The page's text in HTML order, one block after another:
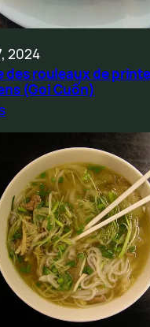
2024
des rouleaux de
(Goi Cuốn)